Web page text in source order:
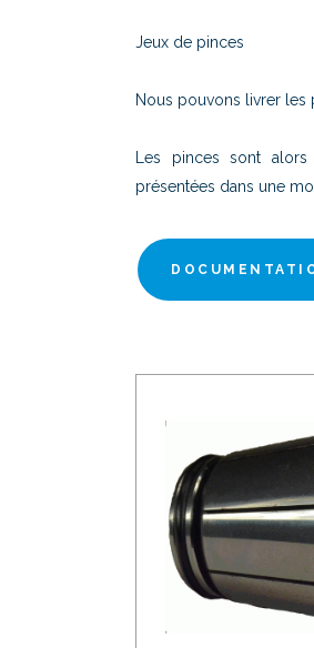
Jeux de pinces
Nous pouvons livrer les
Les pinces sont
présentées dans une